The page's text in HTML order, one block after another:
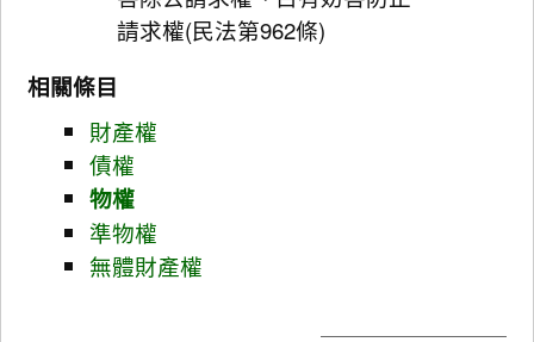
請求權(民法第962條)
相關條目
財產權
債權
物權
準物權
無體財產權